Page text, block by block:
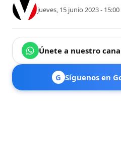
jueves, 15 junio 2023 - 15:00
Únete a nuestro
G Síguenos en